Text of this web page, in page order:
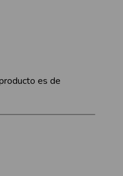
es de